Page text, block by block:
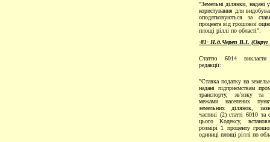
"Земельні ділянки, надані
користування для
оподатковуються за
процента від грошової
площі ріллі по області".
-81- Н.д.Череп В.І.
Статтю 6014
редакції:
"Ставка податку на
надані підприємствам
транспорту, зв'язку
межами населених
земельних ділянок,
частині (2) статті 6010 та
цього Кодексу,
розмірі 1 проценту
одиниці площі ріллі по